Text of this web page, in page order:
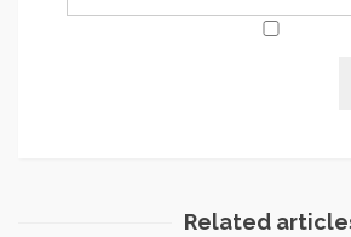
Related